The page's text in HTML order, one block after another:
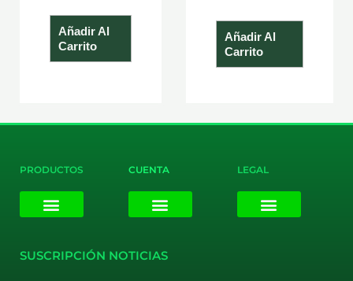
Añadir Al
Carrito
Añadir Al
Carrito
PRODUCTOS CUENTA LEGAL
SUSCRIPCIÓN NOTICIAS